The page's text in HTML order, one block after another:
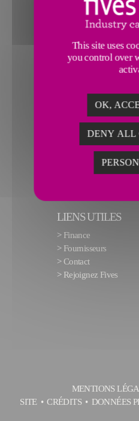
LIENS UTILES
> Finance
> Fournisseurs
>Contact
> Rejoignez Fives
MENTIONS
SITE
CRÉDITS DONNÉES
This site uses
you control over
OK,
DENY ALL